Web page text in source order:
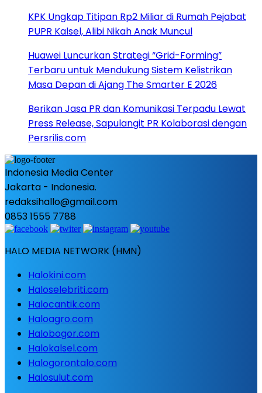
KPK Ungkap Titipan Rp2 Miliar di Rumah Pejabat
PUPR Kalsel, Alibi Nikah Anak Muncul
Huawei Luncurkan Strategi “Grid-Forming”
Terbaru untuk Mendukung Sistem Kelistrikan
Masa Depan di Ajang The Smarter E 2026
Berikan Jasa PR dan Komunikasi Terpadu Lewat
Press Release, Sapulangit PR Kolaborasi dengan
Persrilis.com
Indonesia Media Center
Jakarta - Indonesia.
redaksihallo@gmail.com
0853 1555 7788
HALO MEDIA NETWORK (HMN)
Halokini.com
Haloselebriti.com
Halocantik.com
Haloagro.com
Halobogor.com
Halokalsel.com
Halogorontalo.com
Halosulut.com